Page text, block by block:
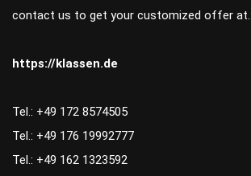
contact us to get your customized offer at.:
https://klassen.de
Tel.: +49 172 8574505
Tel.: +49 176 19992777
Tel.: +49 162 1323592